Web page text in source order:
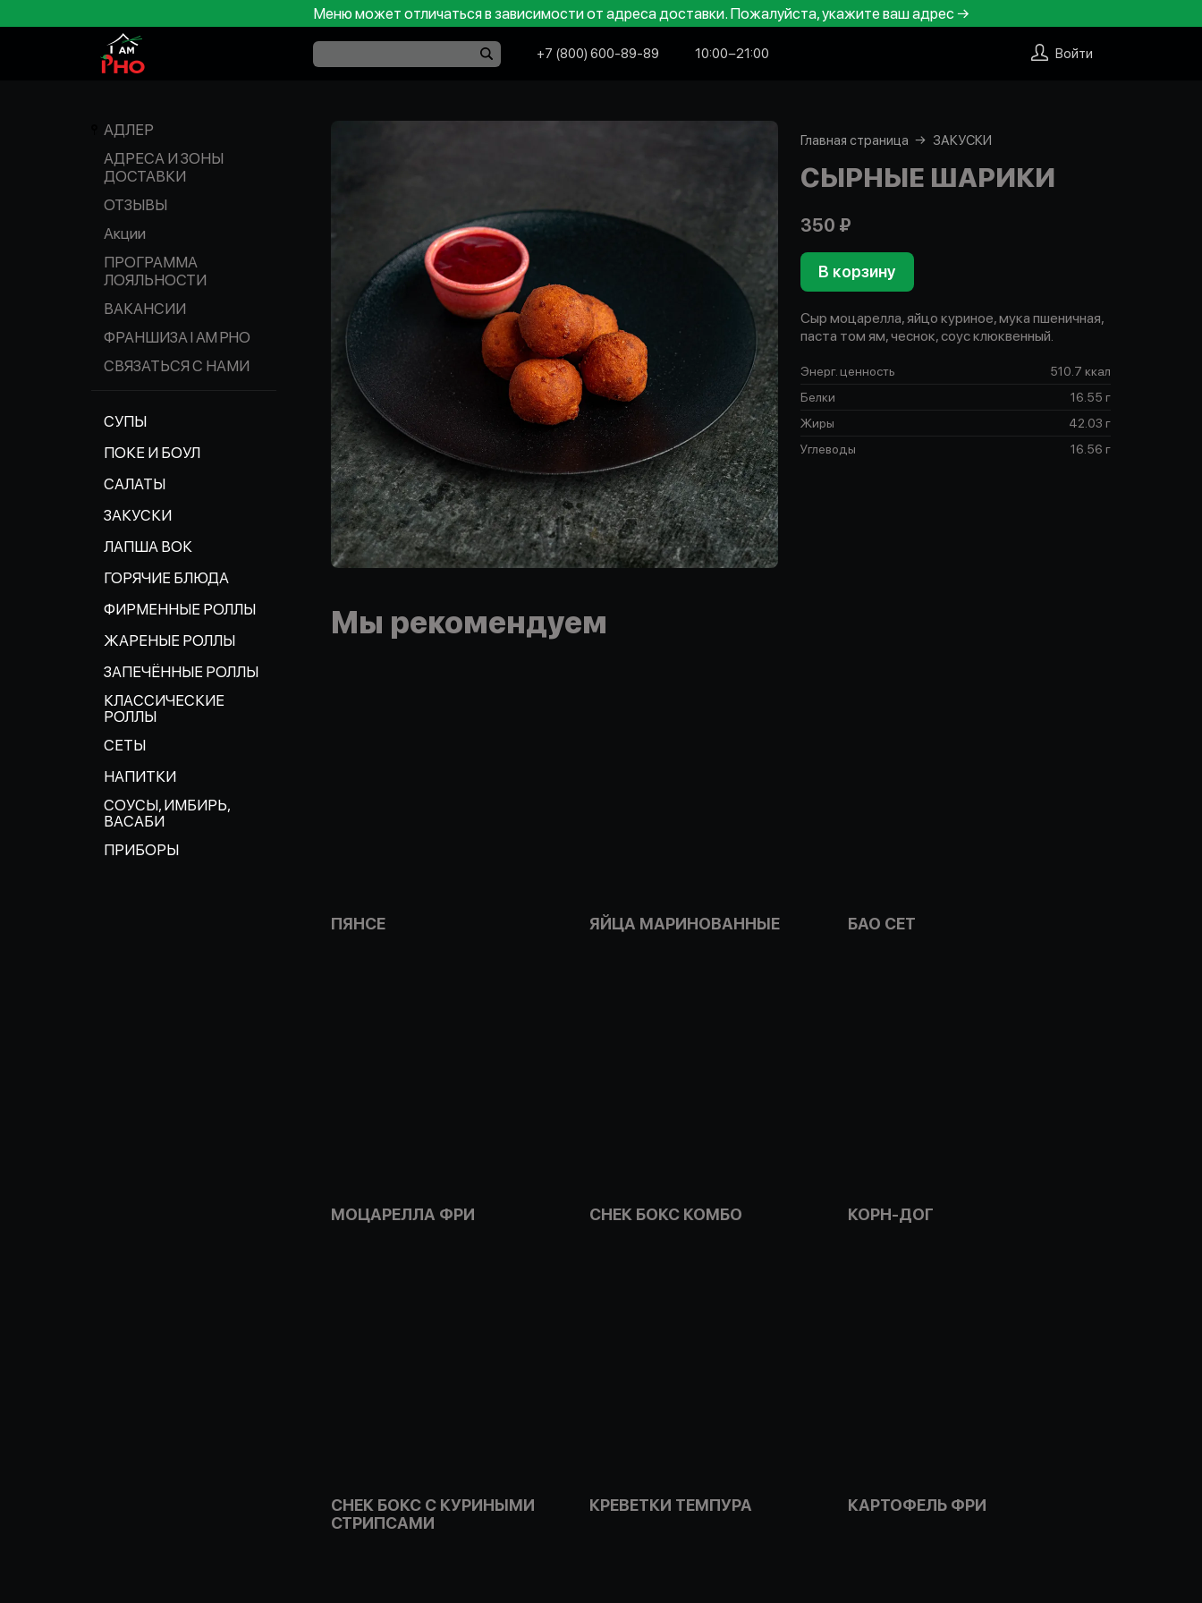
Меню может отличаться в зависимости от адреса доставки. Пожалуйста, укажите ваш адрес →
+7 (800) 600-89-89 10:00−21:00 Войти
АДЛЕР
АДРЕСА И ЗОНЫ
ДОСТАВКИ
ОТЗЫВЫ
Акции
ПРОГРАММА
ЛОЯЛЬНОСТИ
ВАКАНСИИ
ФРАНШИЗА I AM PHO
СВЯЗАТЬСЯ С НАМИ
СУПЫ
ПОКЕ И БОУЛ
САЛАТЫ
ЗАКУСКИ
ЛАПША ВОК
ГОРЯЧИЕ БЛЮДА
ФИРМЕННЫЕ РОЛЛЫ
ЖАРЕНЫЕ РОЛЛЫ
ЗАПЕЧЁННЫЕ РОЛЛЫ
КЛАССИЧЕСКИЕ
РОЛЛЫ
СЕТЫ
НАПИТКИ
СОУСЫ, ИМБИРЬ,
ВАСАБИ
ПРИБОРЫ
Главная страница ЗАКУСКИ
СЫРНЫЕ ШАРИКИ
350 ₽
В корзину
Сыр моцарелла, яйцо куриное, мука пшеничная,
паста том ям, чеснок, соус клюквенный.
Энерг. ценность
510.7 ккал
Белки
16.55 г
Жиры
42.03 г
Углеводы
16.56 г
Мы рекомендуем
ПЯНСЕ ЯЙЦА МАРИНОВАННЫЕ БАО СЕТ
МОЦАРЕЛЛА ФРИ СНЕК БОКС КОМБО КОРН-ДОГ
СНЕК БОКС С КУРИНЫМИ
СТРИПСАМИ
КРЕВЕТКИ ТЕМПУРА КАРТОФЕЛЬ ФРИ